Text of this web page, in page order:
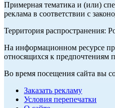
Примерная тематика и (или)
реклама в соответствии с
Территория распространения:
На информационном ресурсе
относящихся к предпочтениям
Во время посещения сайта вы
Заказать рекламу
Условия перепечатки